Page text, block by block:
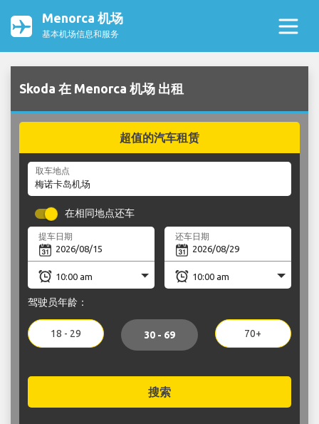
Menorca 机场
基本机场信息和服务
Skoda 在 Menorca 机场 出租
超值的汽车租赁
取车地点
在相同地点还车
提车日期 还车日期
驾驶员年龄：
18 - 29 30 - 69 70+
搜索